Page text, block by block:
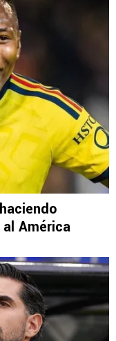
América